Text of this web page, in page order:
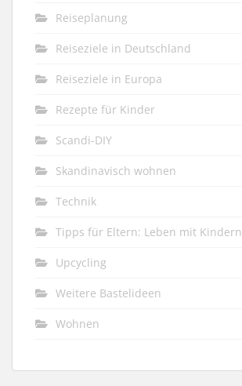
Reiseplanung
Reiseziele in Deutschland
Reiseziele in Europa
Rezepte für Kinder
Scandi-DIY
Skandinavisch wohnen
Technik
Tipps für Eltern: Leben mit Kindern
Upcycling
Weitere Bastelideen
Wohnen